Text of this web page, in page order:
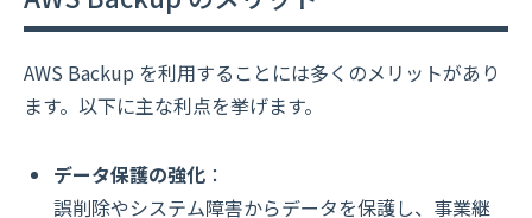
AWS Backup を利用することには多くのメリットがあり
ます。以下に主な利点を挙げます。
データ保護の強化 ：
誤削除やシステム障害からデータを保護し、事業継